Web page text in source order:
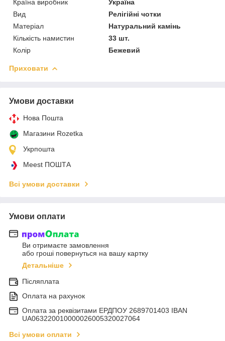
Країна виробник
Україна
Вид
Релігійні чотки
Матеріал
Натуральний камінь
Кількість намистин
33 шт.
Колір
Бежевий
Приховати
Умови доставки
Нова Пошта
Магазини Rozetka
Укрпошта
Meest ПОШТА
Всі умови доставки
Умови оплати
Ви отримаєте замовлення
або гроші повернуться на вашу картку
Детальніше
Післяплата
Оплата на рахунок
Оплата за реквізитами ЕРДПОУ 2689701403 IBAN
UA063220010000026005320027064
Всі умови оплати